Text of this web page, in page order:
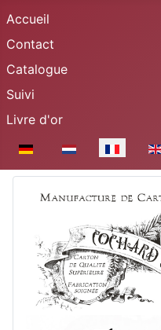
Accueil
Contact
Catalogue
Suivi
Livre d'or
Sélectionnez votre langue